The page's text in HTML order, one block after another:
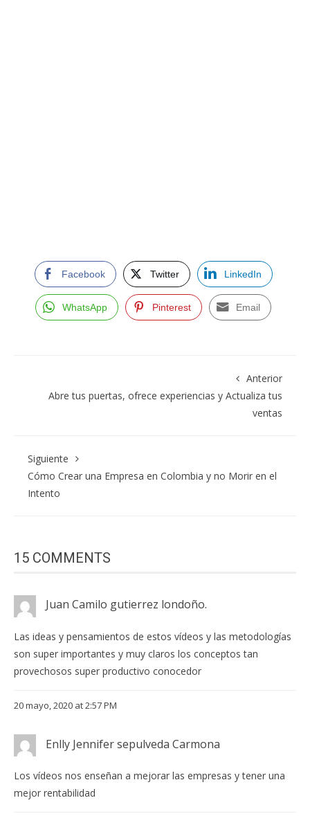
Facebook Twitter LinkedIn
WhatsApp Pinterest Email
Anterior
Abre tus puertas, ofrece experiencias y Actualiza tus
ventas
Siguiente
Cómo Crear una Empresa en Colombia y no Morir en el
Intento
15 COMMENTS
Juan Camilo gutierrez londoño.
Las ideas y pensamientos de estos vídeos y las metodologías
son super importantes y muy claros los conceptos tan
provechosos super productivo conocedor
20 mayo, 2020 at 2:57 PM
Enlly Jennifer sepulveda Carmona
Los vídeos nos enseñan a mejorar las empresas y tener una
mejor rentabilidad